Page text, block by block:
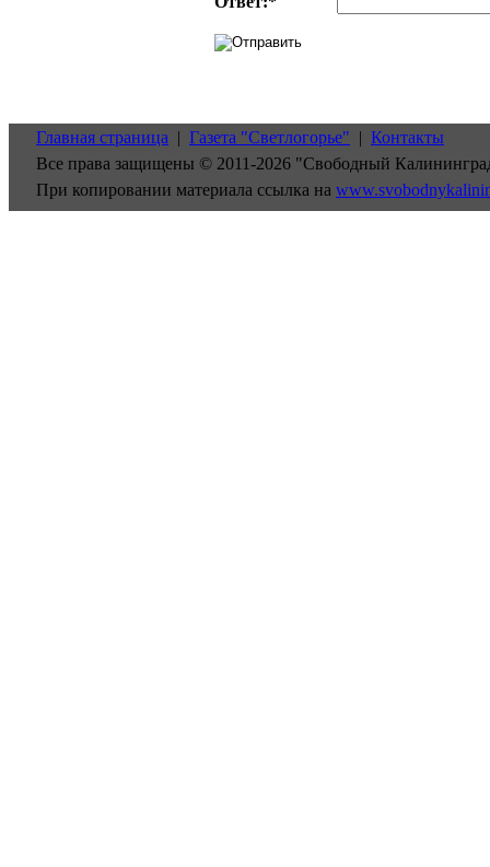
Главная страница | Газета "Светлогорье" | Контакты
Все права защищены © 2011-2026 "Свободный
При копировании материала ссылка на